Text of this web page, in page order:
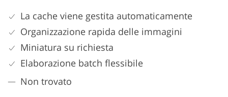
La cache viene gestita automaticamente
Organizzazione rapida delle immagini
Miniatura su richiesta
Elaborazione batch flessibile
Non trovato